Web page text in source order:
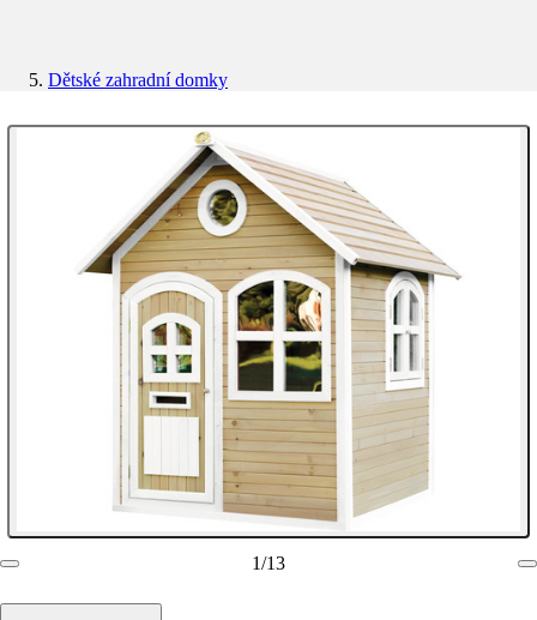
Dětské zahradní domky
1/13